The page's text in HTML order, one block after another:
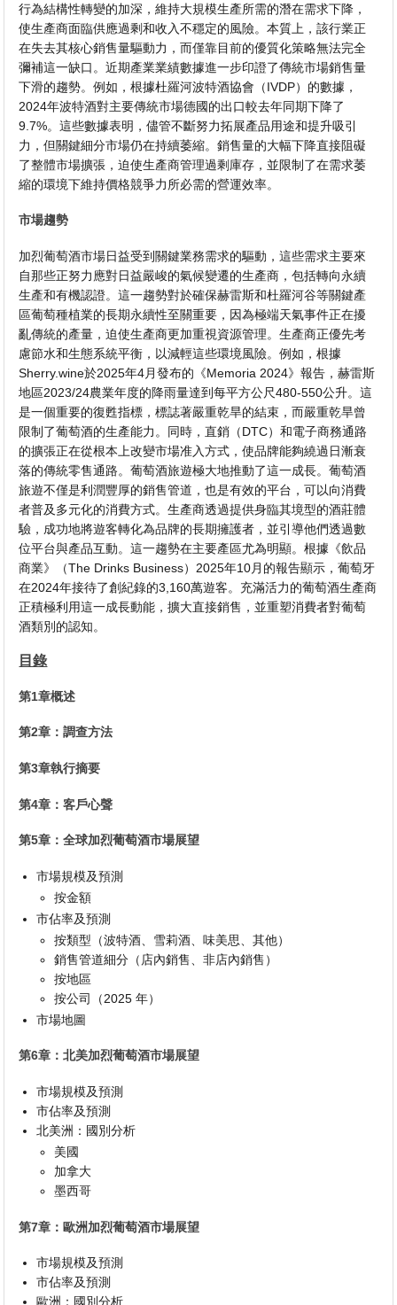
行為結構性轉變的加深，維持大規模生產所需的潛在需求下降，
使生產商面臨供應過剩和收入不穩定的風險。本質上，該行業正
在失去其核心銷售量驅動力，而僅靠目前的優質化策略無法完全
彌補這一缺口。近期產業業績數據進一步印證了傳統市場銷售量
下滑的趨勢。例如，根據杜羅河波特酒協會（IVDP）的數據，
2024年波特酒對主要傳統市場德國的出口較去年同期下降了
9.7%。這些數據表明，儘管不斷努力拓展產品用途和提升吸引
力，但關鍵細分市場仍在持續萎縮。銷售量的大幅下降直接阻礙
了整體市場擴張，迫使生產商管理過剩庫存，並限制了在需求萎
縮的環境下維持價格競爭力所必需的營運效率。
市場趨勢
加烈葡萄酒市場日益受到關鍵業務需求的驅動，這些需求主要來
自那些正努力應對日益嚴峻的氣候變遷的生產商，包括轉向永續
生產和有機認證。這一趨勢對於確保赫雷斯和杜羅河谷等關鍵產
區葡萄種植業的長期永續性至關重要，因為極端天氣事件正在擾
亂傳統的產量，迫使生產商更加重視資源管理。生產商正優先考
慮節水和生態系統平衡，以減輕這些環境風險。例如，根據
Sherry.wine於2025年4月發布的《Memoria 2024》報告，赫雷斯
地區2023/24農業年度的降雨量達到每平方公尺480-550公升。這
是一個重要的復甦指標，標誌著嚴重乾旱的結束，而嚴重乾旱曾
限制了葡萄酒的生產能力。同時，直銷（DTC）和電子商務通路
的擴張正在從根本上改變市場准入方式，使品牌能夠繞過日漸衰
落的傳統零售通路。葡萄酒旅遊極大地推動了這一成長。葡萄酒
旅遊不僅是利潤豐厚的銷售管道，也是有效的平台，可以向消費
者普及多元化的消費方式。生產商透過提供身臨其境型的酒莊體
驗，成功地將遊客轉化為品牌的長期擁護者，並引導他們透過數
位平台與產品互動。這一趨勢在主要產區尤為明顯。根據《飲品
商業》（The Drinks Business）2025年10月的報告顯示，葡萄牙
在2024年接待了創紀錄的3,160萬遊客。充滿活力的葡萄酒生產商
正積極利用這一成長動能，擴大直接銷售，並重塑消費者對葡萄
酒類別的認知。
目錄
第1章概述
第2章：調查方法
第3章執行摘要
第4章：客戶心聲
第5章：全球加烈葡萄酒市場展望
市場規模及預測
按金額
市佔率及預測
按類型（波特酒、雪莉酒、味美思、其他）
銷售管道細分（店內銷售、非店內銷售）
按地區
按公司（2025 年）
市場地圖
第6章：北美加烈葡萄酒市場展望
市場規模及預測
市佔率及預測
北美洲：國別分析
美國
加拿大
墨西哥
第7章：歐洲加烈葡萄酒市場展望
市場規模及預測
市佔率及預測
歐洲：國別分析